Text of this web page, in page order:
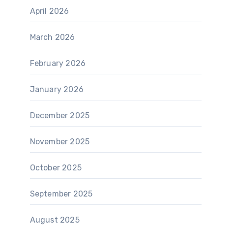
April 2026
March 2026
February 2026
January 2026
December 2025
November 2025
October 2025
September 2025
August 2025